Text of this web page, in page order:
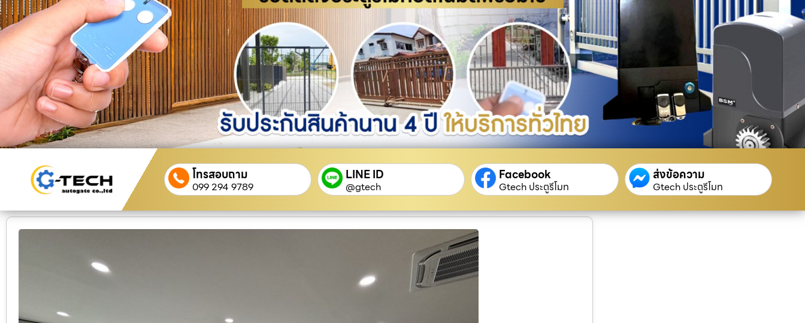
โทรสอบถาม
099 294 9789
LINE ID
@gtech
Facebook
Gtech ประตูรีโมท
ส่งข้อความ
Gtech ประตูรีโมท